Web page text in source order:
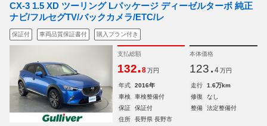
CX-3 1.5 XD ツーリング Lパッケージ ディーゼルターボ 純正
ナビ/フルセグTV/バックカメラ/ETC/レ
保証付 車両品質保証書付 購入プラン付き
支払総額
132.8 万円
本体価格
123. 4 万円
年式 2016年 走行
1.6万km
車検
車検整備付 修復
なし
保証
保証付 整備
法定整備付
住所
長野県 長野市